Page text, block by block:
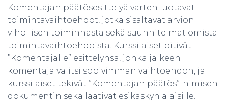
Komentajan päätösesittelyä varten luotavat
toimintavaihtoehdot, jotka sisältävät arvion
vihollisen toiminnasta sekä suunnitelmat omista
toimintavaihtoehdoista. Kurssilaiset pitivät
”Komentajalle” esittelynsä, jonka jälkeen
komentaja valitsi sopivimman vaihtoehdon, ja
kurssilaiset tekivät ”Komentajan päätös”-nimisen
dokumentin sekä laativat esikäskyn alaisille.